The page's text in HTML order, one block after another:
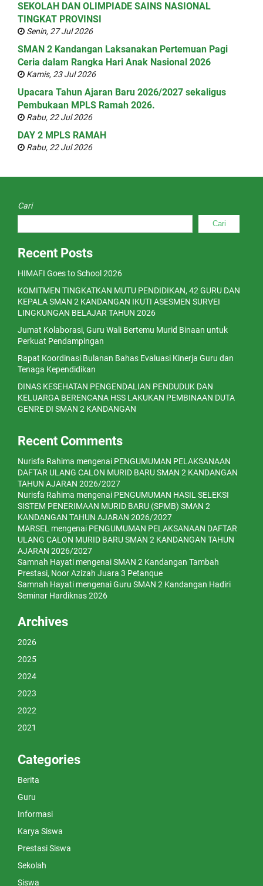
SEKOLAH DAN OLIMPIADE SAINS NASIONAL
TINGKAT PROVINSI
Senin, 27 Jul 2026
SMAN 2 Kandangan Laksanakan Pertemuan Pagi
Ceria dalam Rangka Hari Anak Nasional 2026
Kamis, 23 Jul 2026
Upacara Tahun Ajaran Baru 2026/2027 sekaligus
Pembukaan MPLS Ramah 2026.
Rabu, 22 Jul 2026
DAY 2 MPLS RAMAH
Rabu, 22 Jul 2026
Cari
Cari
Recent Posts
HIMAFI Goes to School 2026
KOMITMEN TINGKATKAN MUTU PENDIDIKAN, 42 GURU DAN
KEPALA SMAN 2 KANDANGAN IKUTI ASESMEN SURVEI
LINGKUNGAN BELAJAR TAHUN 2026
Jumat Kolaborasi, Guru Wali Bertemu Murid Binaan untuk
Perkuat Pendampingan
Rapat Koordinasi Bulanan Bahas Evaluasi Kinerja Guru dan
Tenaga Kependidikan
DINAS KESEHATAN PENGENDALIAN PENDUDUK DAN
KELUARGA BERENCANA HSS LAKUKAN PEMBINAAN DUTA
GENRE DI SMAN 2 KANDANGAN
Recent Comments
Nurisfa Rahima mengenai PENGUMUMAN PELAKSANAAN
DAFTAR ULANG CALON MURID BARU SMAN 2 KANDANGAN
TAHUN AJARAN 2026/2027
Nurisfa Rahima mengenai PENGUMUMAN HASIL SELEKSI
SISTEM PENERIMAAN MURID BARU (SPMB) SMAN 2
KANDANGAN TAHUN AJARAN 2026/2027
MARSEL mengenai PENGUMUMAN PELAKSANAAN DAFTAR
ULANG CALON MURID BARU SMAN 2 KANDANGAN TAHUN
AJARAN 2026/2027
Samnah Hayati mengenaiSMAN 2 Kandangan Tambah
Prestasi, Noor Azizah Juara 3 Petanque
Samnah Hayati mengenaiGuru SMAN 2 Kandangan Hadiri
Seminar Hardiknas 2026
Archives
2026
2025
2024
2023
2022
2021
Categories
Berita
Guru
Informasi
Karya Siswa
Prestasi Siswa
Sekolah
Siswa